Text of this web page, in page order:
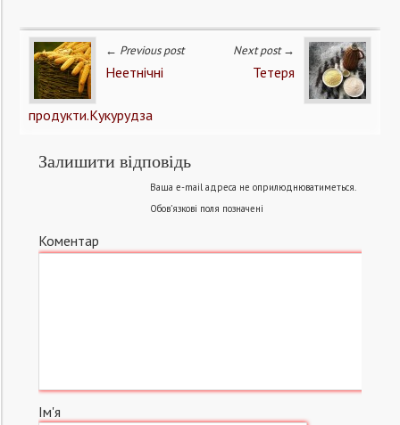
← Previous post
Неетнічні
продукти.Кукурудза
Next post →
Тетеря
Залишити відповідь
Ваша e-mail адреса не оприлюднюватиметься.
Обов’язкові поля позначені
Коментар
Ім'я